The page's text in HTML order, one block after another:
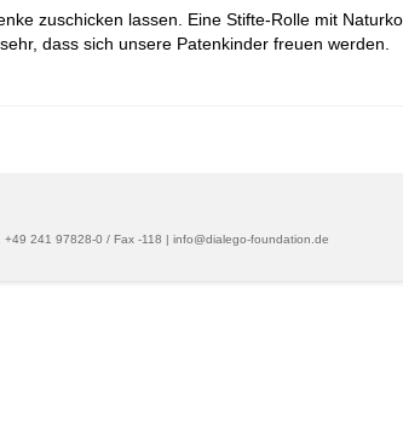
zuschicken lassen. Eine Stifte-Rolle mit
dass sich unsere Patenkinder freuen werden.
241 97828-0 / Fax -118 | info@dialego-foundation.de